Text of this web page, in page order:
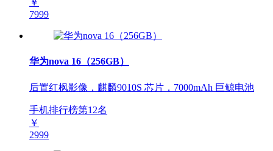
￥
7999
华为nova 16（256GB）
后置红枫影像，麒麟9010S 芯片，7000mAh 巨鲸电池
手机排行榜第12名
￥
2999